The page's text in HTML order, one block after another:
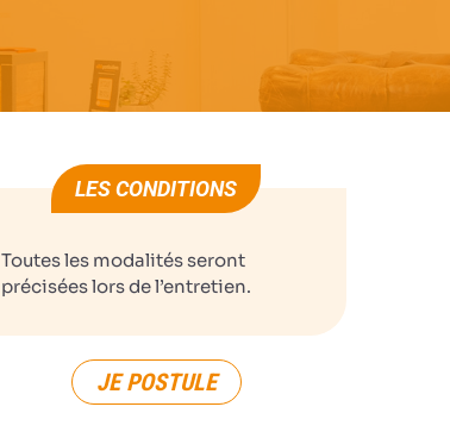
LES CONDITIONS
Toutes les modalités seront
précisées lors de l’entretien.
JE POSTULE